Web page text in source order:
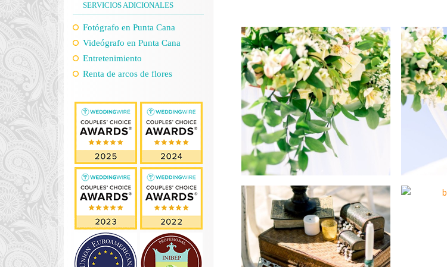
SERVICIOS ADICIONALES
Fotógrafo en Punta Cana
Videógrafo en Punta Cana
Entretenimiento
Renta de arcos de flores